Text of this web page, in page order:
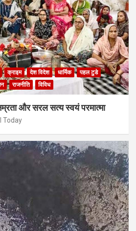
क्राइम देश विदेश धार्मिक
पहल टुडे
राजनीति विविध
और सरल सत्य स्वयं परमात्मा
Today